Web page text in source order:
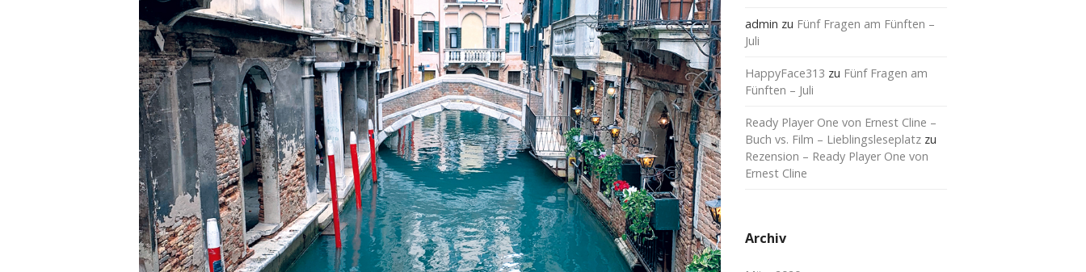
admin zu Fünf Fragen am Fünften –
Juli
HappyFace313 zu Fünf Fragen am
Fünften – Juli
Ready Player One von Ernest Cline –
Buch vs. Film – Lieblingsleseplatz zu
Rezension – Ready Player One von
Ernest Cline
Archiv